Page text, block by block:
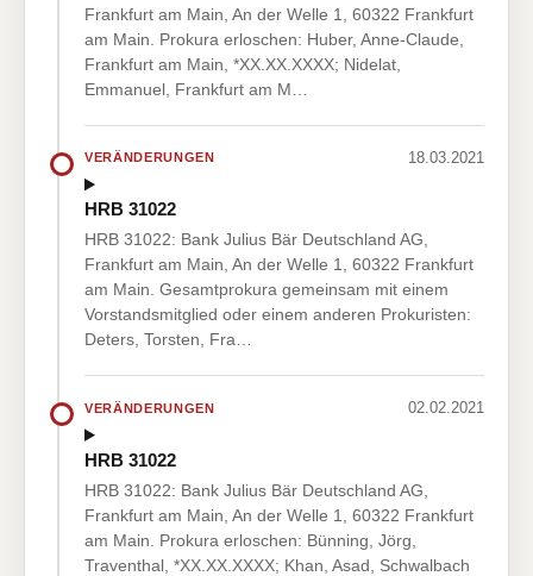
Frankfurt am Main, An der Welle 1, 60322 Frankfurt
am Main. Prokura erloschen: Huber, Anne-Claude,
Frankfurt am Main, *XX.XX.XXXX; Nidelat,
Emmanuel, Frankfurt am M…
VERÄNDERUNGEN 18.03.2021
HRB 31022
HRB 31022: Bank Julius Bär Deutschland AG,
Frankfurt am Main, An der Welle 1, 60322 Frankfurt
am Main. Gesamtprokura gemeinsam mit einem
Vorstandsmitglied oder einem anderen Prokuristen:
Deters, Torsten, Fra…
VERÄNDERUNGEN 02.02.2021
HRB 31022
HRB 31022: Bank Julius Bär Deutschland AG,
Frankfurt am Main, An der Welle 1, 60322 Frankfurt
am Main. Prokura erloschen: Bünning, Jörg,
Traventhal, *XX.XX.XXXX; Khan, Asad, Schwalbach